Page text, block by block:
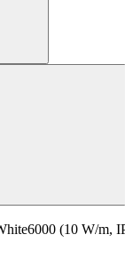
(10 W/m,